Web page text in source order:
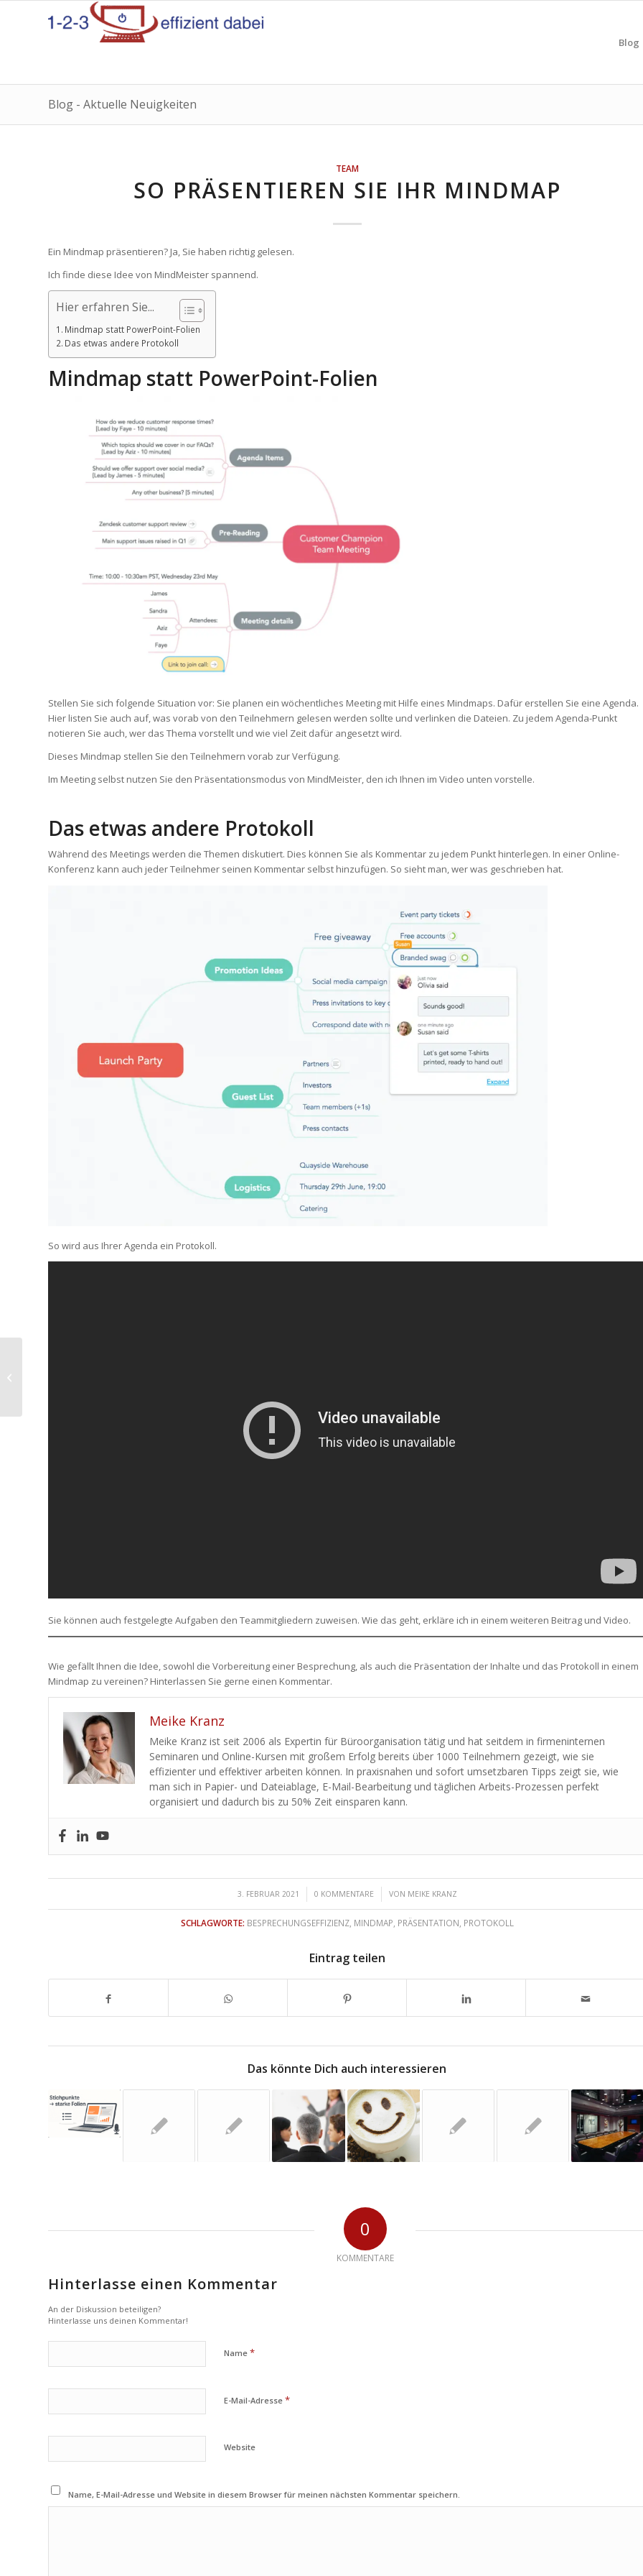
Blog
Blog - Aktuelle Neuigkeiten
TEAM
SO PRÄSENTIEREN SIE IHR MINDMAP
Ein Mindmap präsentieren? Ja, Sie haben richtig gelesen.
Ich finde diese Idee von MindMeister spannend.
Hier erfahren Sie...
Mindmap statt PowerPoint-Folien
Das etwas andere Protokoll
Mindmap statt PowerPoint-Folien
Stellen Sie sich folgende Situation vor: Sie planen ein wöchentliches Meeting mit Hilfe eines Mindmaps. Dafür erstellen Sie eine Agenda.
Hier listen Sie auch auf, was vorab von den Teilnehmern gelesen werden sollte und verlinken die Dateien. Zu jedem Agenda-Punkt
notieren Sie auch, wer das Thema vorstellt und wie viel Zeit dafür angesetzt wird.
Dieses Mindmap stellen Sie den Teilnehmern vorab zur Verfügung.
Im Meeting selbst nutzen Sie den Präsentationsmodus von MindMeister, den ich Ihnen im Video unten vorstelle.
Das etwas andere Protokoll
Während des Meetings werden die Themen diskutiert. Dies können Sie als Kommentar zu jedem Punkt hinterlegen. In einer Online-
Konferenz kann auch jeder Teilnehmer seinen Kommentar selbst hinzufügen. So sieht man, wer was geschrieben hat.
So wird aus Ihrer Agenda ein Protokoll.
Sie können auch festgelegte Aufgaben den Teammitgliedern zuweisen. Wie das geht, erkläre ich in einem weiteren Beitrag und Video.
Wie gefällt Ihnen die Idee, sowohl die Vorbereitung einer Besprechung, als auch die Präsentation der Inhalte und das Protokoll in einem
Mindmap zu vereinen? Hinterlassen Sie gerne einen Kommentar.
Meike Kranz
Meike Kranz ist seit 2006 als Expertin für Büroorganisation tätig und hat seitdem in firmeninternen
Seminaren und Online-Kursen mit großem Erfolg bereits über 1000 Teilnehmern gezeigt, wie sie
effizienter und effektiver arbeiten können. In praxisnahen und sofort umsetzbaren Tipps zeigt sie, wie
man sich in Papier- und Dateiablage, E-Mail-Bearbeitung und täglichen Arbeits-Prozessen perfekt
organisiert und dadurch bis zu 50% Zeit einsparen kann.
3. FEBRUAR 2021
/ 0 KOMMENTARE
/ VON MEIKE KRANZ
SCHLAGWORTE: BESPRECHUNGSEFFIZIENZ, MINDMAP PRÄSENTATION PROTOKOLL
Eintrag teilen
Das könnte Dich auch interessieren
0
KOMMENTARE
Hinterlasse einen Kommentar
An der Diskussion beteiligen?
Hinterlasse uns deinen Kommentar!
Name *
E-Mail-Adresse *
Website
Name, E-Mail-Adresse und Website in diesem Browser für meinen nächsten Kommentar speichern.